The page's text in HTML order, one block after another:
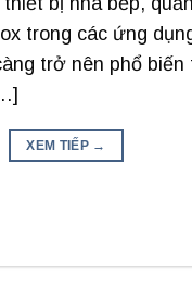
trong các ứng
trở nên phổ biến
XEM TIẾP →